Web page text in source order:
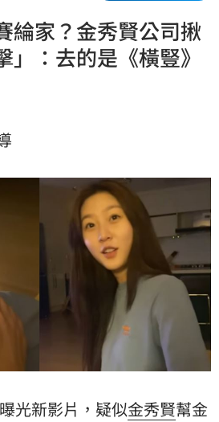
綸家？金秀賢公司揪
」：去的是《橫豎》
光新影片，疑似金秀賢幫金